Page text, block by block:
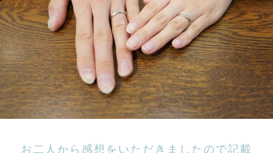
お二人から感想をいただきましたので記載